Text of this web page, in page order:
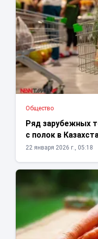
Общество
Ряд зарубежных
с полок в
22 января 2026 г., 05:18